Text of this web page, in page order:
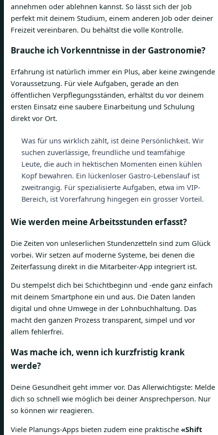
annehmen oder ablehnen kannst. So lässt sich der Job
perfekt mit deinem Studium, einem anderen Job oder deiner
Freizeit vereinbaren. Du behältst die volle Kontrolle.
Brauche ich Vorkenntnisse in der Gastronomie?
Erfahrung ist natürlich immer ein Plus, aber keine zwingende
Voraussetzung. Für viele Aufgaben, gerade an den
öffentlichen Verpflegungsständen, erhältst du vor deinem
ersten Einsatz eine saubere Einarbeitung und Schulung
direkt vor Ort.
Was für uns wirklich zählt, ist deine Persönlichkeit. Wir
suchen zuverlässige, freundliche und teamfähige
Leute, die auch in hektischen Momenten einen kühlen
Kopf bewahren. Ein lückenloser Gastro-Lebenslauf ist
zweitrangig. Für spezialisierte Aufgaben, etwa im VIP-
Bereich, ist Vorerfahrung hingegen ein grosser Vorteil.
Wie werden meine Arbeitsstunden erfasst?
Die Zeiten von unleserlichen Stundenzetteln sind zum Glück
vorbei. Wir setzen auf moderne Systeme, bei denen die
Zeiterfassung direkt in die Mitarbeiter-App integriert ist.
Du stempelst dich bei Schichtbeginn und -ende ganz einfach
mit deinem Smartphone ein und aus. Die Daten landen
digital und ohne Umwege in der Lohnbuchhaltung. Das
macht den ganzen Prozess transparent, simpel und vor
allem fehlerfrei.
Was mache ich, wenn ich kurzfristig krank
werde?
Deine Gesundheit geht immer vor. Das Allerwichtigste: Melde
dich so schnell wie möglich bei deiner Ansprechperson. Nur
so können wir reagieren.
Viele Planungs-Apps bieten zudem eine praktische «Shift